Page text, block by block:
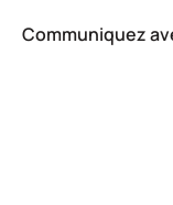
Communiquez